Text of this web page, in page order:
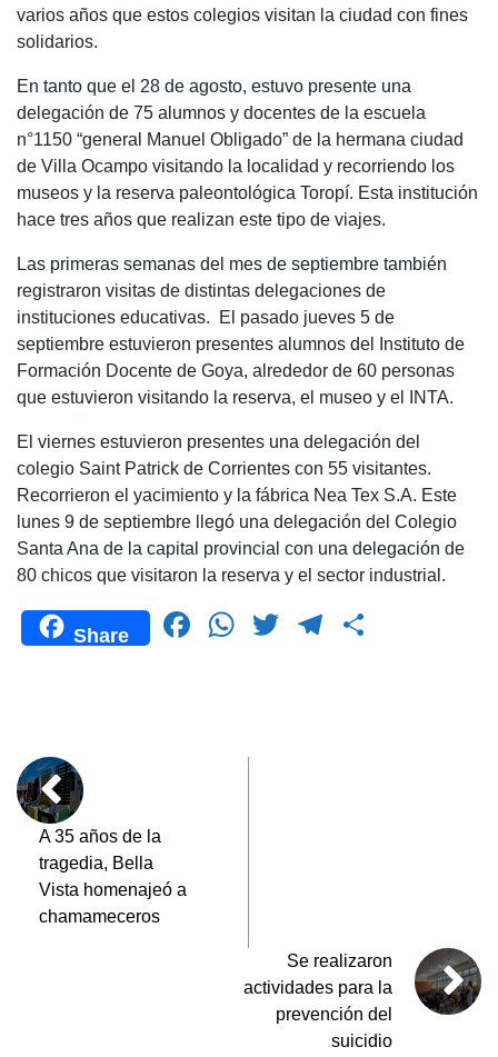
varios años que estos colegios visitan la ciudad con fines
solidarios.
En tanto que el 28 de agosto, estuvo presente una
delegación de 75 alumnos y docentes de la escuela
n°1150 “general Manuel Obligado” de la hermana ciudad
de Villa Ocampo visitando la localidad y recorriendo los
museos y la reserva paleontológica Toropí. Esta institución
hace tres años que realizan este tipo de viajes.
Las primeras semanas del mes de septiembre también
registraron visitas de distintas delegaciones de
instituciones educativas. El pasado jueves 5 de
septiembre estuvieron presentes alumnos del Instituto de
Formación Docente de Goya, alrededor de 60 personas
que estuvieron visitando la reserva, el museo y el INTA.
El viernes estuvieron presentes una delegación del
colegio Saint Patrick de Corrientes con 55 visitantes.
Recorrieron el yacimiento y la fábrica Nea Tex S.A. Este
lunes 9 de septiembre llegó una delegación del Colegio
Santa Ana de la capital provincial con una delegación de
80 chicos que visitaron la reserva y el sector industrial.
Share
F
W
A
T
T
A 35 años de la
tragedia, Bella
Vista homenajeó a
chamameceros
Se realizaron
actividades para la
prevención del
suicidio